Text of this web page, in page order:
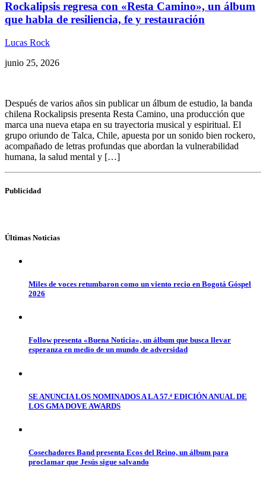
Rockalipsis regresa con «Resta Camino», un álbum
que habla de resiliencia, fe y restauración
Lucas Rock
junio 25, 2026
Después de varios años sin publicar un álbum de estudio, la banda
chilena Rockalipsis presenta Resta Camino, una producción que
marca una nueva etapa en su trayectoria musical y espiritual. El
grupo oriundo de Talca, Chile, apuesta por un sonido bien rockero,
acompañado de letras profundas que abordan la vulnerabilidad
humana, la salud mental y […]
Publicidad
Últimas Noticias
Miles de voces retumbaron como un viento recio en Bogotá Góspel
2026
Follow presenta «Buena Noticia», un álbum que busca llevar
esperanza en medio de un mundo de adversidad
SE ANUNCIA LOS NOMINADOS A LA 57.ª EDICIÓN ANUAL DE
LOS GMA DOVE AWARDS
Cosechadores Band presenta Ecos del Reino, un álbum para
proclamar que Jesús sigue salvando